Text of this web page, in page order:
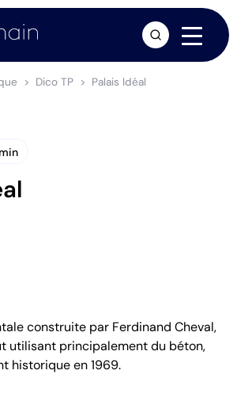
Dico TP Palais Idéal
construite par Ferdinand Cheval,
utilisant principalement du béton,
historique en 1969.
arrow_forward